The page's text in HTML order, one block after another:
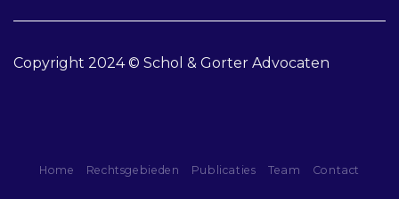
Copyright 2024 © Schol & Gorter Advocaten
Home Rechtsgebieden Publicaties Team Contact